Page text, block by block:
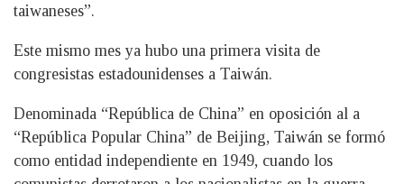
taiwaneses”.
Este mismo mes ya hubo una primera visita de
congresistas estadounidenses a Taiwán.
Denominada “República de China” en oposición al a
“República Popular China” de Beijing, Taiwán se formó
como entidad independiente en 1949, cuando los